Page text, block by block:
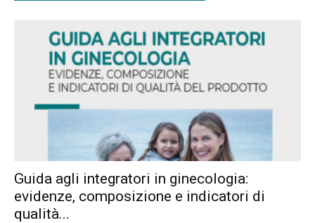
Guida agli integratori in ginecologia:
evidenze, composizione e indicatori di
qualità...